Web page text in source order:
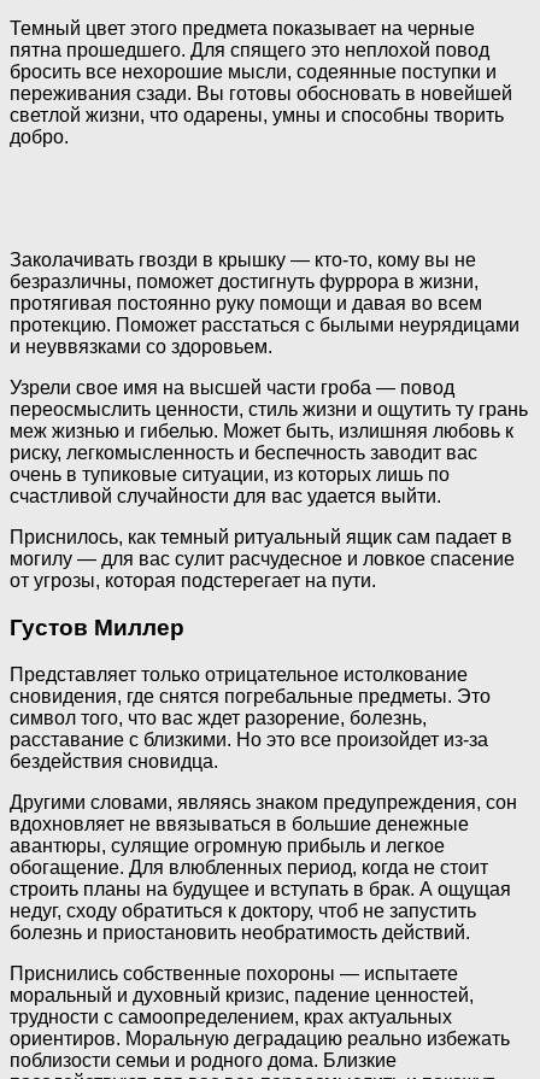
Темный цвет этого предмета показывает на черные
пятна прошедшего. Для спящего это неплохой повод
бросить все нехорошие мысли, содеянные поступки и
переживания сзади. Вы готовы обосновать в новейшей
светлой жизни, что одарены, умны и способны творить
добро.
Заколачивать гвозди в крышку — кто-то, кому вы не
безразличны, поможет достигнуть фуррора в жизни,
протягивая постоянно руку помощи и давая во всем
протекцию. Поможет расстаться с былыми неурядицами
и неуввязками со здоровьем.
Узрели свое имя на высшей части гроба — повод
переосмыслить ценности, стиль жизни и ощутить ту грань
меж жизнью и гибелью. Может быть, излишняя любовь к
риску, легкомысленность и беспечность заводит вас
очень в тупиковые ситуации, из которых лишь по
счастливой случайности для вас удается выйти.
Приснилось, как темный ритуальный ящик сам падает в
могилу — для вас сулит расчудесное и ловкое спасение
от угрозы, которая подстерегает на пути.
Густов Миллер
Представляет только отрицательное истолкование
сновидения, где снятся погребальные предметы. Это
символ того, что вас ждет разорение, болезнь,
расставание с близкими. Но это все произойдет из-за
бездействия сновидца.
Другими словами, являясь знаком предупреждения, сон
вдохновляет не ввязываться в большие денежные
авантюры, сулящие огромную прибыль и легкое
обогащение. Для влюбленных период, когда не стоит
строить планы на будущее и вступать в брак. А ощущая
недуг, сходу обратиться к доктору, чтоб не запустить
болезнь и приостановить необратимость действий.
Приснились собственные похороны — испытаете
моральный и духовный кризис, падение ценностей,
трудности с самоопределением, крах актуальных
ориентиров. Моральную деградацию реально избежать
поблизости семьи и родного дома. Близкие